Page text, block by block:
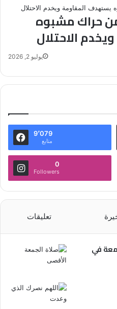
حراك مشبوه
الاحتلال
يوليو 2, 2026
9٬079
متابع
0
Followers
تعليقات
في